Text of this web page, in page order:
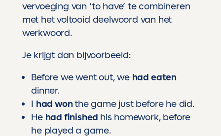
vervoeging van ‘to have’ te combineren
met het voltooid deelwoord van het
werkwoord.
Je krijgt dan bijvoorbeeld:
Before we went out, we had eaten
dinner.
I had wonthe game just before he did.
He had finished his homework, before
he played a game.